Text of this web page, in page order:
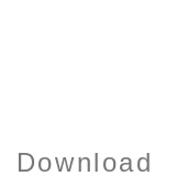
Download